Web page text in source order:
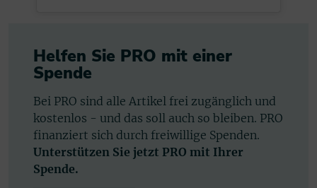
Helfen Sie PRO mit einer
Spende
Bei PRO sind alle Artikel frei zugänglich und
kostenlos - und das soll auch so bleiben. PRO
finanziert sich durch freiwillige Spenden.
Unterstützen Sie jetzt PRO mit Ihrer
Spende.